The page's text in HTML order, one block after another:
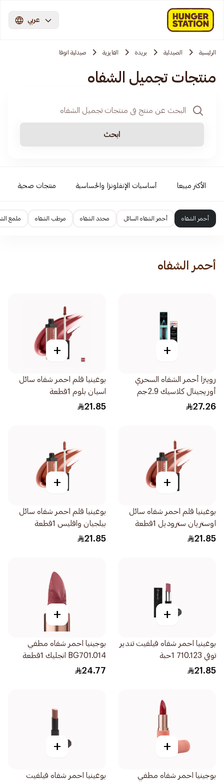
عربي
الرئيسية الصيدلية بريدة الفايزية صيدلية انوفا
منتجات تجميل الشفاه
ابحث
الأكثر مبيعا أساسيات الإنفلونزا والحساسية منتجات صحية
أحمر الشفاه أحمر الشفاه السائل محدد الشفاه مرطب الشفاه ملمع
أحمر الشفاه
+
روينزا أحمر الشفاه السحري
أوريجينال كلاسيك 2.9جم
27.26
+
بوغينيا قلم احمر شفاه سائل
اسيان بلوم 1قطعة
21.85
+
بوغينيا قلم احمر شفاه سائل
اوستريان ستروديل 1قطعة
21.85
+
بوغينيا قلم احمر شفاه سائل
بيلجيان وافليس 1قطعة
21.85
+
بوغينيا احمر شفاه فيلفيت تندير
توفي 710.123 1حبة
21.85
+
بوجينيا احمر شفاه مطفي
BG701.014 انجليك 1قطعة
24.77
+
بوجينيا احمر شفاه مطفي
+
بوغينيا احمر شفاه فيلفيت